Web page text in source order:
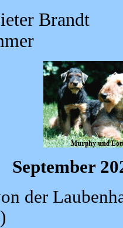
Brandt
September
der